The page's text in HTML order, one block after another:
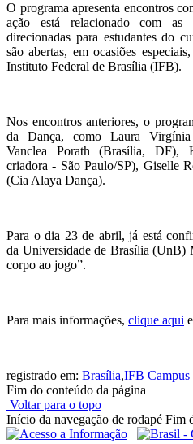
O programa apresenta encontros
ação está relacionado com as
direcionadas para estudantes do
são abertas, em ocasiões
Instituto Federal de Brasília (IFB).
Nos encontros anteriores, o
da Dança, como Laura Virgínia
Vanclea Porath (Brasília, DF),
criadora - São Paulo/SP), Giselle
(Cia Alaya Dança).
Para o dia 23 de abril, já está
da Universidade de Brasília (UnB)
corpo ao jogo”.
Para mais informações, clique aqui
registrado em: Brasília,IFB Campus
Fim do conteúdo da página
Voltar para o topo
Início da navegação de rodapé Fim